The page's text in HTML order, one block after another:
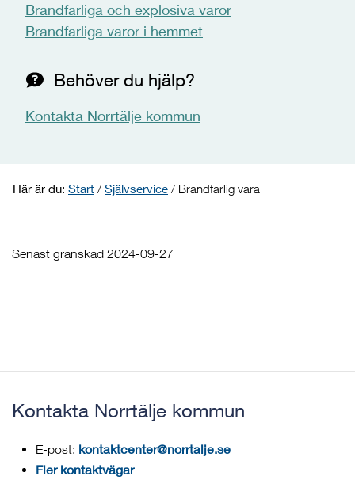
Brandfarliga och explosiva varor
Brandfarliga varor i hemmet
Behöver du hjälp?
Kontakta Norrtälje kommun
Här är du: Start / Självservice / Brandfarlig vara
Senast granskad 2024-09-27
Kontakta Norrtälje kommun
E-post: kontaktcenter@norrtalje.se
Fler kontaktvägar